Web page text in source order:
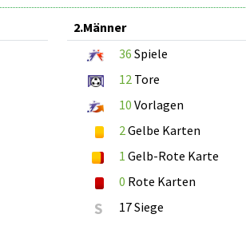
2.Männer
36 Spiele
12 Tore
10 Vorlagen
2 Gelbe Karten
1 Gelb-Rote Karte
0 Rote Karten
S 17 Siege